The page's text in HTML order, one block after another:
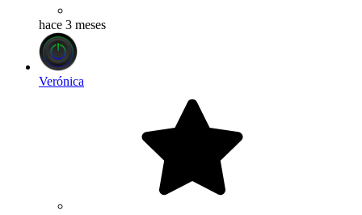
hace 3 meses
Verónica